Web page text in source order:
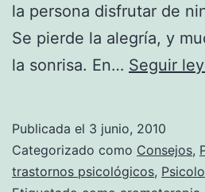
la persona disfrutar de
Se pierde la alegría, y
la sonrisa. En… Seguir
Publicada el 3 junio, 2010
Categorizado como Consejos,
trastornos psicológicos,